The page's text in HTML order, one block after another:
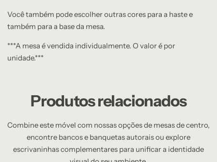
Você também pode escolher outras cores para a haste e
também para a base da mesa.
***A mesa é vendida individualmente. O valor é por
unidade.***
Produtos relacionados
Combine este móvel com nossas opções de mesas de centro,
encontre bancos e banquetas autorais ou explore
escrivaninhas complementares para unificar a identidade